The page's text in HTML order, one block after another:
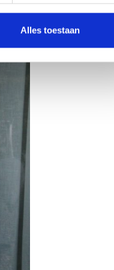
Alles toestaan
Mien